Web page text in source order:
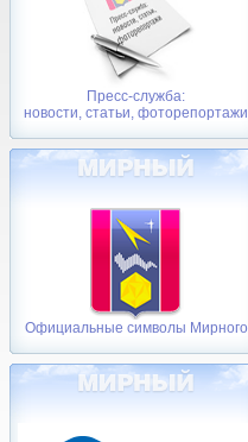
Пресс-служба:
новости, статьи, фоторепортажи
Официальные символы Мирного